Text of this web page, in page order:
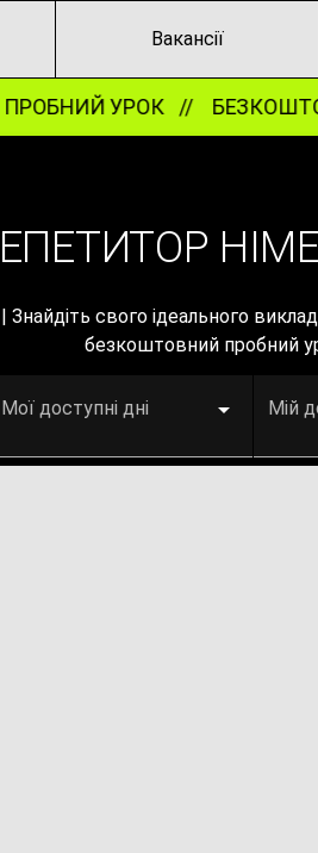
Вакансії
УРОК //
свого ідеального
безкоштовний пробний
Мої доступні дні Мій